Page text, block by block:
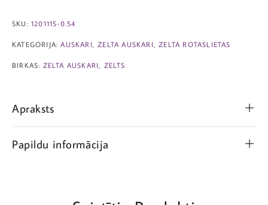
SKU: 1201115-0.54
KATEGORIJA:AUSKARI ZELTA AUSKARI ZELTA ROTASLIETAS
BIRKAS: ZELTA AUSKARI ZELTS
Apraksts
Papildu informācija